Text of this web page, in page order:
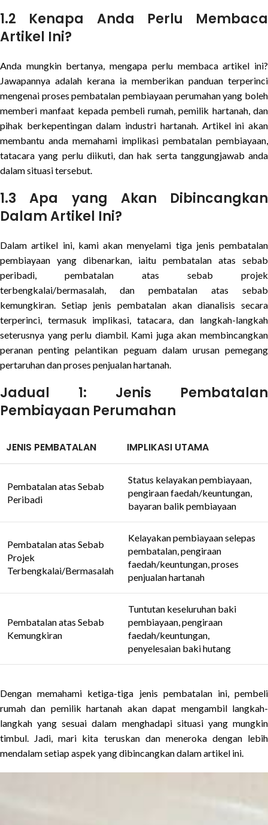
1.2 Kenapa Anda Perlu Membaca
Artikel Ini?
Anda mungkin bertanya, mengapa perlu membaca artikel ini?
Jawapannya adalah kerana ia memberikan panduan terperinci
mengenai proses pembatalan pembiayaan perumahan yang boleh
memberi manfaat kepada pembeli rumah, pemilik hartanah, dan
pihak berkepentingan dalam industri hartanah. Artikel ini akan
membantu anda memahami implikasi pembatalan pembiayaan,
tatacara yang perlu diikuti, dan hak serta tanggungjawab anda
dalam situasi tersebut.
1.3 Apa yang Akan Dibincangkan
Dalam Artikel Ini?
Dalam artikel ini, kami akan menyelami tiga jenis pembatalan
pembiayaan yang dibenarkan, iaitu pembatalan atas sebab
peribadi, pembatalan atas sebab projek
terbengkalai/bermasalah, dan pembatalan atas sebab
kemungkiran. Setiap jenis pembatalan akan dianalisis secara
terperinci, termasuk implikasi, tatacara, dan langkah-langkah
seterusnya yang perlu diambil. Kami juga akan membincangkan
peranan penting pelantikan peguam dalam urusan pemegang
pertaruhan dan proses penjualan hartanah.
Jadual 1: Jenis Pembatalan
Pembiayaan Perumahan
JENIS PEMBATALAN IMPLIKASI UTAMA
Pembatalan atas Sebab
Peribadi
Status kelayakan pembiayaan,
pengiraan faedah/keuntungan,
bayaran balik pembiayaan
Pembatalan atas Sebab
Projek
Terbengkalai/Bermasalah
Kelayakan pembiayaan selepas
pembatalan, pengiraan
faedah/keuntungan, proses
penjualan hartanah
Pembatalan atas Sebab
Kemungkiran
Tuntutan keseluruhan baki
pembiayaan, pengiraan
faedah/keuntungan,
penyelesaian baki hutang
Dengan memahami ketiga-tiga jenis pembatalan ini, pembeli
rumah dan pemilik hartanah akan dapat mengambil langkah-
langkah yang sesuai dalam menghadapi situasi yang mungkin
timbul. Jadi, mari kita teruskan dan meneroka dengan lebih
mendalam setiap aspek yang dibincangkan dalam artikel ini.